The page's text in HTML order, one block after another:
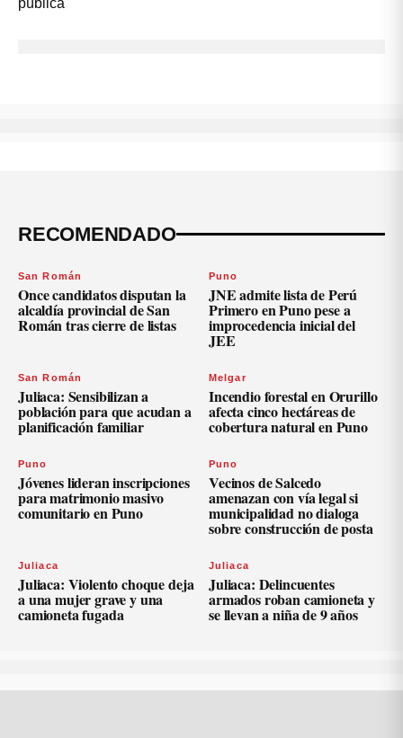
RECOMENDADO
San Román
Once candidatos disputan la
alcaldía provincial de San
Román tras cierre de listas
Puno
JNE admite lista de Perú
Primero en Puno pese a
improcedencia inicial del
JEE
San Román
Juliaca: Sensibilizan a
población para que acudan a
planificación familiar
Melgar
Incendio forestal en Orurillo
afecta cinco hectáreas de
cobertura natural en Puno
Puno
Jóvenes lideran inscripciones
para matrimonio masivo
comunitario en Puno
Puno
Vecinos de Salcedo
amenazan con vía legal si
municipalidad no dialoga
sobre construcción de posta
Juliaca
Juliaca: Violento choque deja
a una mujer grave y una
camioneta fugada
Juliaca
Juliaca: Delincuentes
armados roban camioneta y
se llevan a niña de 9 años